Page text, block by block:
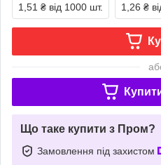
1,51 ₴ від 1000 шт. 1,26 ₴
Що таке купити з Пром?
Замовлення під захистом